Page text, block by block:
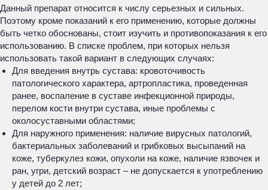
Данный препарат относится к числу серьезных и сильных.
Поэтому кроме показаний к его применению, которые должны
быть четко обоснованы, стоит изучить и противопоказания к его
использованию. В списке проблем, при которых нельзя
использовать такой вариант в следующих случаях:
Для введения внутрь сустава: кровоточивость
патологического характера, артропластика, проведенная
ранее, воспаление в суставе инфекционной природы,
перелом кости внутри сустава, иные проблемы с
околосуставными областями;
Для наружного применения: наличие вирусных патологий,
бактериальных заболеваний и грибковых высыпаний на
коже, туберкулез кожи, опухоли на коже, наличие язвочек и
ран, угри, детский возраст – не допускается к употреблению
у детей до 2 лет;